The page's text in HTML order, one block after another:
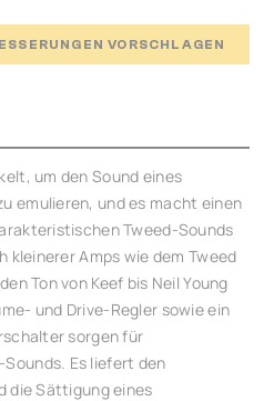
VORSCHLAGEN
um den Sound eines
emulieren, und es macht einen
Tweed-Sounds
kleinerer Amps wie dem Tweed
Ton von Keef bis Neil Young
und Drive-Regler sowie ein
sorgen für
Es liefert den
die Sättigung eines